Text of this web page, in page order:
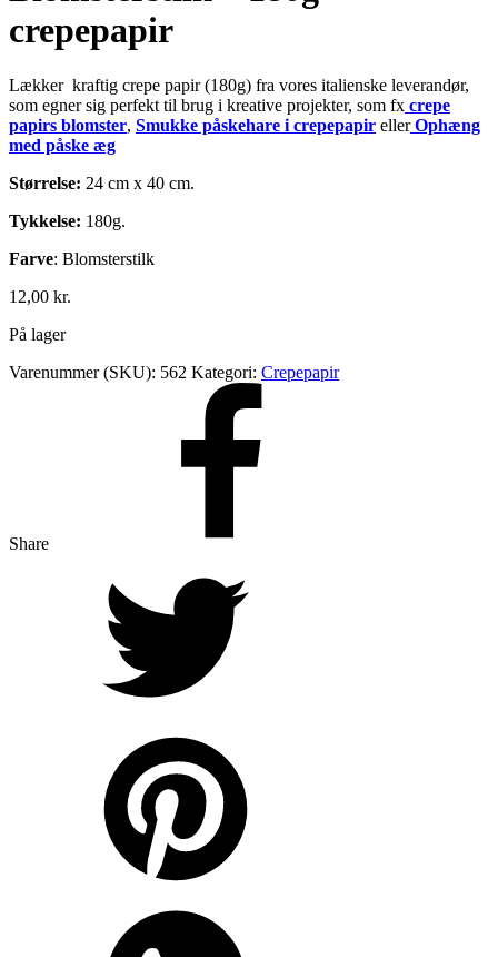
crepepapir
Lækker kraftig crepe papir (180g) fra vores italienske leverandør,
som egner sig perfekt til brug i kreative projekter, som fx crepe
papirs blomster, Smukke påskehare i crepepapir ellerOphæng
med påske æg
Størrelse: 24 cm x 40 cm.
Tykkelse: 180g.
Farve: Blomsterstilk
12,00 kr.
På lager
Varenummer (SKU): 562 Kategori: Crepepapir
Share